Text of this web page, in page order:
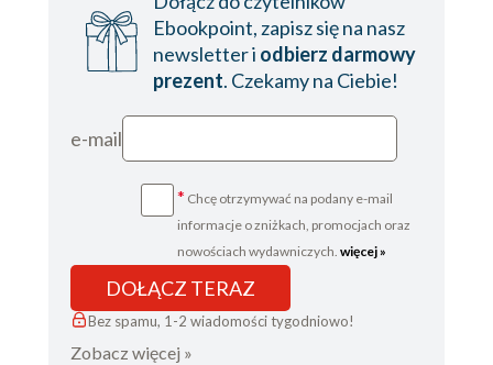
Ebookpoint, zapisz się na nasz
newsletter i odbierz darmowy
prezent. Czekamy na Ciebie!
e-mail
* Chcę otrzymywać na podany e-mail
informacje o zniżkach, promocjach oraz
nowościach wydawniczych. więcej »
DOŁĄCZ TERAZ
Bez spamu, 1-2 wiadomości tygodniowo!
Zobacz więcej »